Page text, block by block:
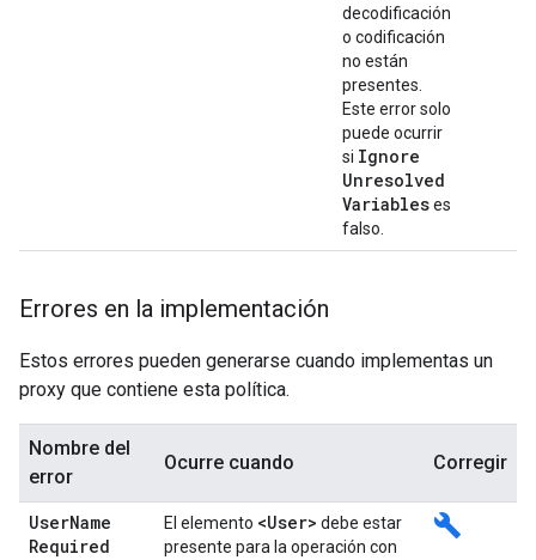
decodificación
o codificación
no están
presentes.
Este error solo
puede ocurrir
si Ignore
Unresolved
Variableses
falso.
Errores en la implementación
Estos errores pueden generarse cuando implementas un
proxy que contiene esta política.
Nombre del
error
Ocurre cuando Corregir
UserName
Required
El elemento <User> debe estar
presente para la operación con
build